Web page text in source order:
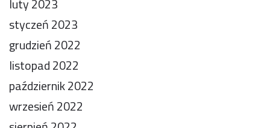
luty 2023
styczeń 2023
grudzień 2022
listopad 2022
październik 2022
wrzesień 2022